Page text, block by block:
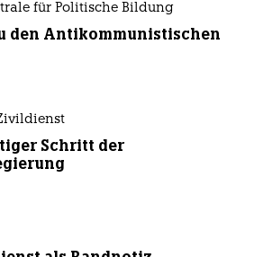
für Politische Bildung
den Antikommunistischen
Schritt der